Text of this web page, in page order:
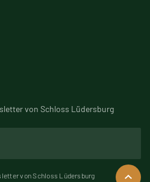
von Schloss Lüdersburg
von Schloss Lüdersburg